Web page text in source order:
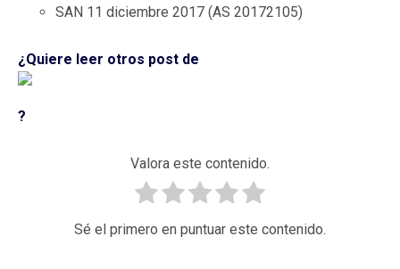
SAN 11 diciembre 2017 (AS 20172105)
¿Quiere leer otros post de
?
Valora este contenido.
Sé el primero en puntuar este contenido.